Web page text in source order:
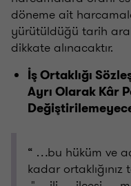
döneme ait
yürütüldüğü tarih
dikkate alınacaktır.
İş Ortaklığı
Ayrı Olarak Kâr
“ …bu hüküm ve
kadar